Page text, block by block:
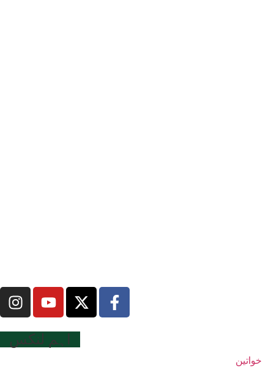
اہم لنکس
خواتین